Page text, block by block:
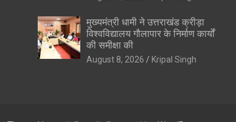
मुख्यमंत्री धामी ने उत्तराखंड क्रीड़ा
विश्वविद्यालय गौलापार के निर्माण कार्यों
की समीक्षा की
August 8, 2026 Kripal Singh